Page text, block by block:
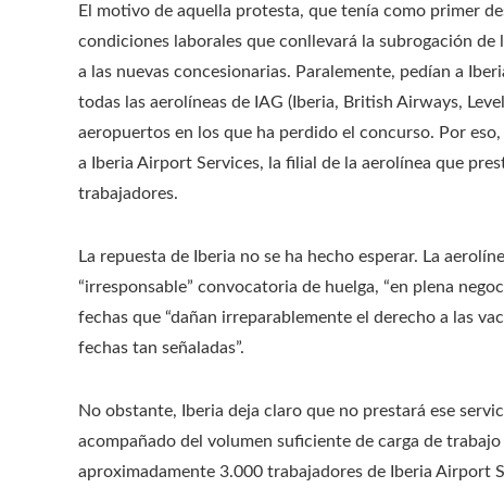
El motivo de aquella protesta, que tenía como primer
condiciones laborales que conllevará la subrogación
a las nuevas concesionarias. Paralemente, pedían a
todas las aerolíneas de IAG (Iberia, British Airways,
aeropuertos en los que ha perdido el concurso. Por
a Iberia Airport Services, la filial de la aerolínea que
trabajadores.
La repuesta de Iberia no se ha hecho esperar. La
“irresponsable” convocatoria de huelga, “en plena
fechas que “dañan irreparablemente el derecho a las
fechas tan señaladas”.
No obstante, Iberia deja claro que no prestará ese
acompañado del volumen suficiente de carga de
aproximadamente 3.000 trabajadores de Iberia Airport